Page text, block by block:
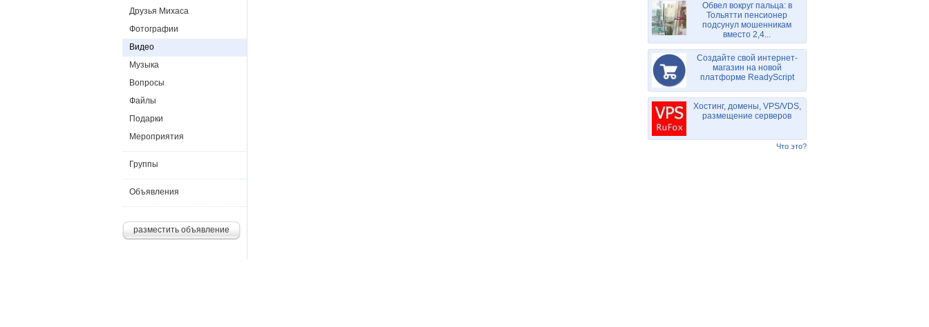
Друзья Михаса
Фотографии
Видео
Музыка
Вопросы
Файлы
Подарки
Мероприятия
Группы
Объявления
разместить объявление
Обвел вокруг пальца: в
Тольятти пенсионер
подсунул мошенникам
вместо 2,4...
Создайте свой интернет-
магазин на новой
платформе ReadyScript
Хостинг, домены, VPS/VDS,
размещение серверов
Что это?